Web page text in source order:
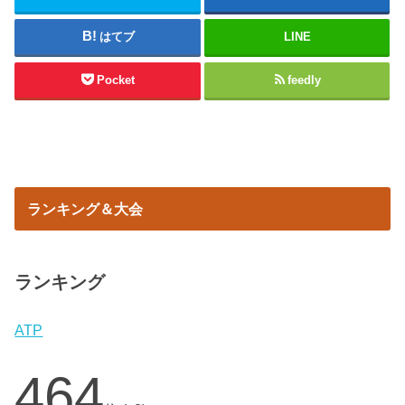
はてブ LINE
Pocket feedly
ランキング＆大会
ランキング
ATP